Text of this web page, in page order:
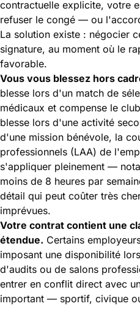
contractuelle explicite, votre
refuser le congé — ou
La solution existe : négocier
signature, au moment où le
favorable.
Vous vous blessez hors
blesse lors d'un match de
médicaux et compense le
blesse lors d'une activité
d'une mission bénévole, la
professionnels (LAA) de
s'appliquer pleinement —
moins de 8 heures par
détail qui peut coûter très
imprévues.
Votre contrat contient une
étendue. Certains
imposant une disponibilité
d'audits ou de salons
entrer en conflit direct avec
important — sportif, civique